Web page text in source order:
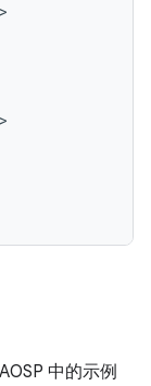
中的示例